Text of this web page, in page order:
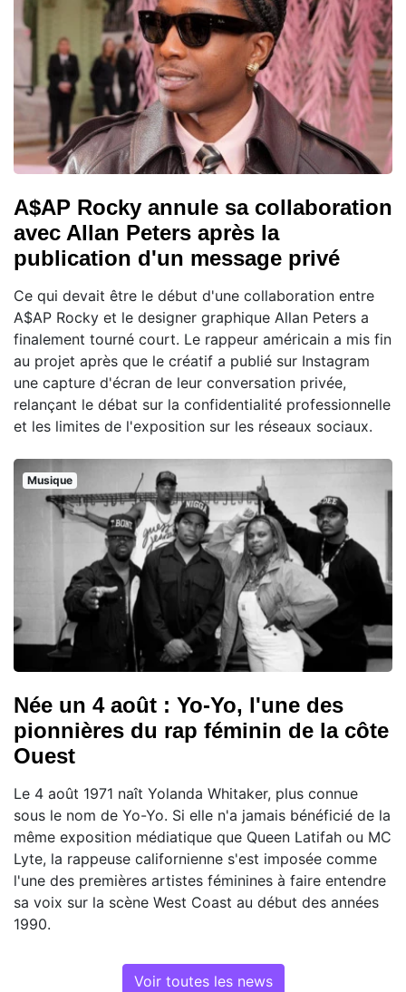
A$AP Rocky annule sa collaboration
avec Allan Peters après la
publication d'un message privé
Ce qui devait être le début d'une collaboration entre
A$AP Rocky et le designer graphique Allan Peters a
finalement tourné court. Le rappeur américain a mis fin
au projet après que le créatif a publié sur Instagram
une capture d'écran de leur conversation privée,
relançant le débat sur la confidentialité professionnelle
et les limites de l'exposition sur les réseaux sociaux.
Musique
Née un 4 août : Yo-Yo, l'une des
pionnières du rap féminin de la côte
Ouest
Le 4 août 1971 naît Yolanda Whitaker, plus connue
sous le nom de Yo-Yo. Si elle n'a jamais bénéficié de la
même exposition médiatique que Queen Latifah ou MC
Lyte, la rappeuse californienne s'est imposée comme
l'une des premières artistes féminines à faire entendre
sa voix sur la scène West Coast au début des années
1990.
Voir toutes les news